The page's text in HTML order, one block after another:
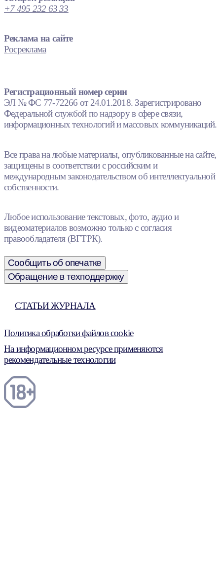
+7 495 232 63 33
Реклама на сайте
Росреклама
Регистрационный номер серии
ЭЛ № ФС 77-72266 от 24.01.2018. Зарегистрировано
Федеральной службой по надзору в сфере связи,
информационных технологий и массовых коммуникаций.
Все права на любые материалы, опубликованные на сайте,
защищены в соответствии с российским и
международным законодательством об интеллектуальной
собственности.
Любое использование текстовых, фото, аудио и
видеоматериалов возможно только с согласия
правообладателя (ВГТРК).
Сообщить об опечатке
Обращение в техподдержку
СТАТЬИ ЖУРНАЛА
Политика обработки файлов cookie
На информационном ресурсе применяются
рекомендательные технологии